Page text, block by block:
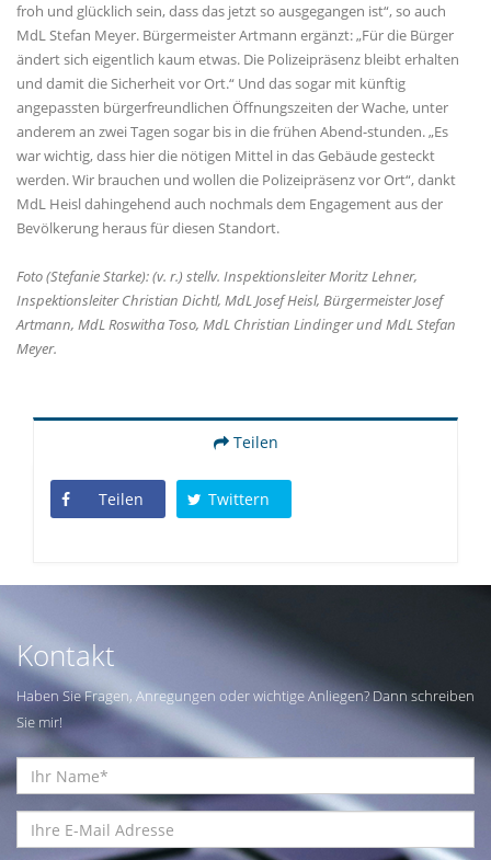
froh und glücklich sein, dass das jetzt so ausgegangen ist“, so auch
MdL Stefan Meyer. Bürgermeister Artmann ergänzt: „Für die Bürger
ändert sich eigentlich kaum etwas. Die Polizeipräsenz bleibt erhalten
und damit die Sicherheit vor Ort.“ Und das sogar mit künftig
angepassten bürgerfreundlichen Öffnungszeiten der Wache, unter
anderem an zwei Tagen sogar bis in die frühen Abend-stunden. „Es
war wichtig, dass hier die nötigen Mittel in das Gebäude gesteckt
werden. Wir brauchen und wollen die Polizeipräsenz vor Ort“, dankt
MdL Heisl dahingehend auch nochmals dem Engagement aus der
Bevölkerung heraus für diesen Standort.
Foto (Stefanie Starke): (v. r.) stellv. Inspektionsleiter Moritz Lehner,
Inspektionsleiter Christian Dichtl, MdL Josef Heisl, Bürgermeister Josef
Artmann, MdL Roswitha Toso, MdL Christian Lindinger und MdL Stefan
Meyer.
Teilen
Teilen Twittern
Kontakt
Haben Sie Fragen, Anregungen oder wichtige Anliegen? Dann schreiben
Sie mir!